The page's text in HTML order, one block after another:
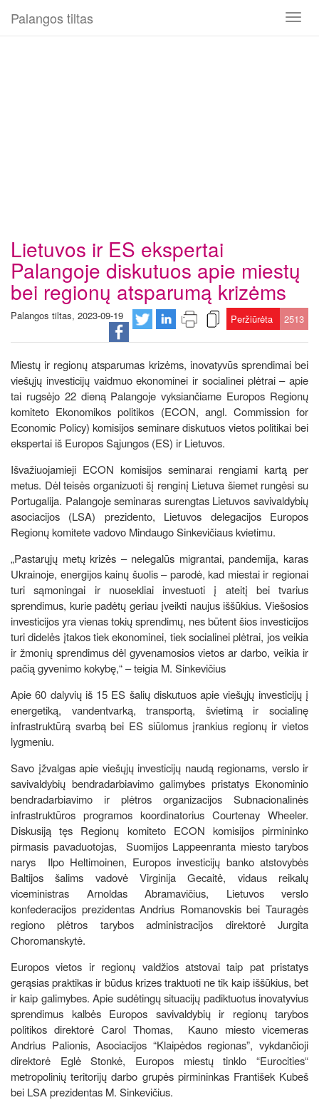
Toggle
Palangos tiltas
Lietuvos ir ES ekspertai
Palangoje diskutuos apie miestų
bei regionų atsparumą krizėms
Palangos tiltas, 2023-09-19 Peržiūrėta 2513
Miestų ir regionų atsparumas krizėms, inovatyvūs sprendimai bei
viešųjų investicijų vaidmuo ekonominei ir socialinei plėtrai – apie
tai rugsėjo 22 dieną Palangoje vyksiančiame Europos Regionų
komiteto Ekonomikos politikos (ECON, angl. Commission for
Economic Policy) komisijos seminare diskutuos vietos politikai bei
ekspertai iš Europos Sąjungos (ES) ir Lietuvos.
Išvažiuojamieji ECON komisijos seminarai rengiami kartą per
metus. Dėl teisės organizuoti šį renginį Lietuva šiemet rungėsi su
Portugalija. Palangoje seminaras surengtas Lietuvos savivaldybių
asociacijos (LSA) prezidento, Lietuvos delegacijos Europos
Regionų komitete vadovo Mindaugo Sinkevičiaus kvietimu.
„Pastarųjų metų krizės – nelegalūs migrantai, pandemija, karas
Ukrainoje, energijos kainų šuolis – parodė, kad miestai ir regionai
turi sąmoningai ir nuosekliai investuoti į ateitį bei tvarius
sprendimus, kurie padėtų geriau įveikti naujus iššūkius. Viešosios
investicijos yra vienas tokių sprendimų, nes būtent šios investicijos
turi didelės įtakos tiek ekonominei, tiek socialinei plėtrai, jos veikia
ir žmonių sprendimus dėl gyvenamosios vietos ar darbo, veikia ir
pačią gyvenimo kokybę,“ – teigia M. Sinkevičius
Apie 60 dalyvių iš 15 ES šalių diskutuos apie viešųjų investicijų į
energetiką, vandentvarką, transportą, švietimą ir socialinę
infrastruktūrą svarbą bei ES siūlomus įrankius regionų ir vietos
lygmeniu.
Savo įžvalgas apie viešųjų investicijų naudą regionams, verslo ir
savivaldybių bendradarbiavimo galimybes pristatys Ekonominio
bendradarbiavimo ir plėtros organizacijos Subnacionalinės
infrastruktūros programos koordinatorius Courtenay Wheeler.
Diskusiją tęs Regionų komiteto ECON komisijos pirmininko
pirmasis pavaduotojas, Suomijos Lappeenranta miesto tarybos
narys Ilpo Heltimoinen, Europos investicijų banko atstovybės
Baltijos šalims vadovė Virginija Gecaitė, vidaus reikalų
viceministras Arnoldas Abramavičius, Lietuvos verslo
konfederacijos prezidentas Andrius Romanovskis bei Tauragės
regiono plėtros tarybos administracijos direktorė Jurgita
Choromanskytė.
Europos vietos ir regionų valdžios atstovai taip pat pristatys
gerąsias praktikas ir būdus krizes traktuoti ne tik kaip iššūkius, bet
ir kaip galimybes. Apie sudėtingų situacijų padiktuotus inovatyvius
sprendimus kalbės Europos savivaldybių ir regionų tarybos
politikos direktorė Carol Thomas, Kauno miesto vicemeras
Andrius Palionis, Asociacijos “Klaipėdos regionas”, vykdančioji
direktorė Eglė Stonkė, Europos miestų tinklo “Eurocities“
metropolinių teritorijų darbo grupės pirmininkas František Kubeš
bei LSA prezidentas M. Sinkevičius.